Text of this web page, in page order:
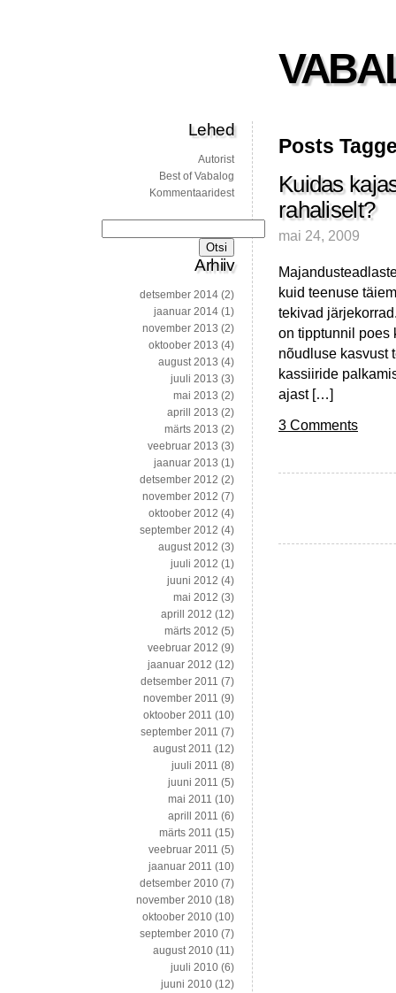
Posts
Kuidas
rahaliselt?
mai 24, 2009
kuid teenuse
tekivad
on tipptunnil poes
nõudluse kasvust
kassiiride
ajast […]
3 Comments
Lehed
Autorist
Best of Vabalog
Kommentaaridest
Arhiiv
detsember 2014 (2)
jaanuar 2014 (1)
november 2013 (2)
oktoober 2013 (4)
august 2013 (4)
juuli 2013 (3)
mai 2013 (2)
aprill 2013 (2)
märts 2013 (2)
veebruar 2013 (3)
jaanuar 2013 (1)
detsember 2012 (2)
november 2012 (7)
oktoober 2012 (4)
september 2012 (4)
august 2012 (3)
juuli 2012 (1)
juuni 2012 (4)
mai 2012 (3)
aprill 2012 (12)
märts 2012 (5)
veebruar 2012 (9)
jaanuar 2012 (12)
detsember 2011 (7)
november 2011 (9)
oktoober 2011 (10)
september 2011 (7)
august 2011 (12)
juuli 2011 (8)
juuni 2011 (5)
mai 2011 (10)
aprill 2011 (6)
märts 2011 (15)
veebruar 2011 (5)
jaanuar 2011 (10)
detsember 2010 (7)
november 2010 (18)
oktoober 2010 (10)
september 2010 (7)
august 2010 (11)
juuli 2010 (6)
juuni 2010 (12)